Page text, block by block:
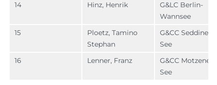
14
Hinz, Henrik
G&LC Berlin-
Wannsee
15
Ploetz, Tamino
Stephan
G&CC Seddiner
See
16
Lenner, Franz
G&CC Motzener
See